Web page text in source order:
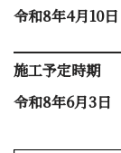
令和8年4月10
施工予定時期
令和8年6月3